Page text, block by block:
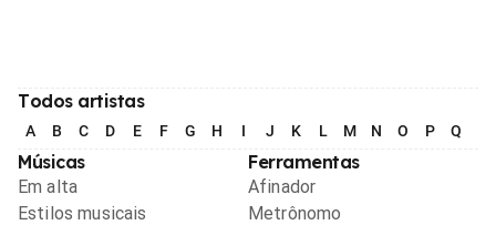
Todos artistas
A B C D E F G H I J K L M N O P Q
Músicas
Em alta
Estilos musicais
Ferramentas
Afinador
Metrônomo